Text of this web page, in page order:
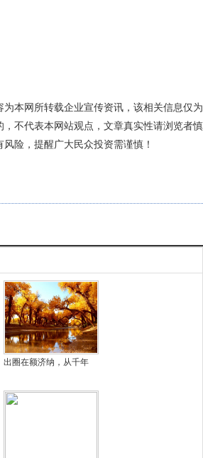
为本网所转载企业宣传资讯，该相关信息仅为
不代表本网站观点，文章真实性请浏览者慎
险，提醒广大民众投资需谨慎！
出圈在额济纳，从千年